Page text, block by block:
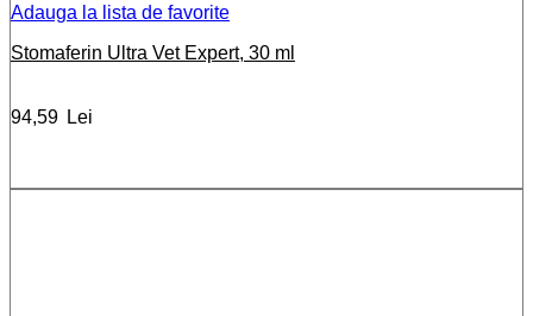
Adauga la lista de favorite
Stomaferin Ultra Vet Expert, 30 ml
94,59 Lei